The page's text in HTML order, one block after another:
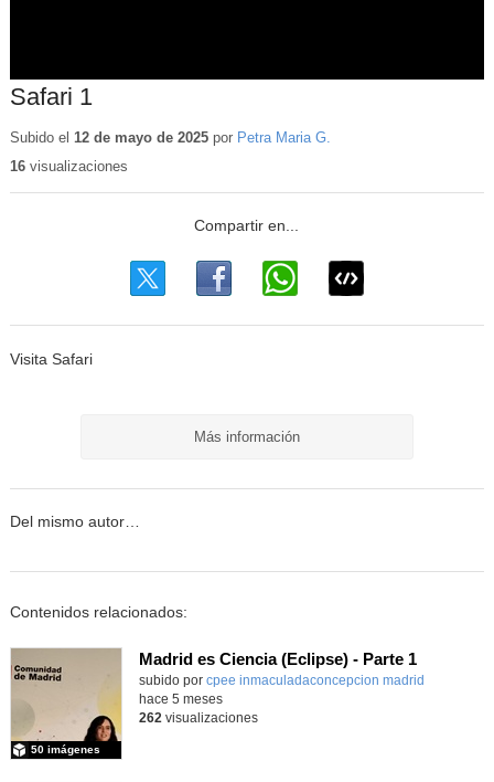
Safari 1
Subido el 12 de mayo de 2025por Petra Maria G.
16visualizaciones
Visita Safari
Más información
Del mismo autor…
Contenidos relacionados:
Madrid es Ciencia (Eclipse) - Parte 1
subido por cpee inmaculadaconcepcion madrid
50 imágenes
hace 5 meses
262 visualizaciones